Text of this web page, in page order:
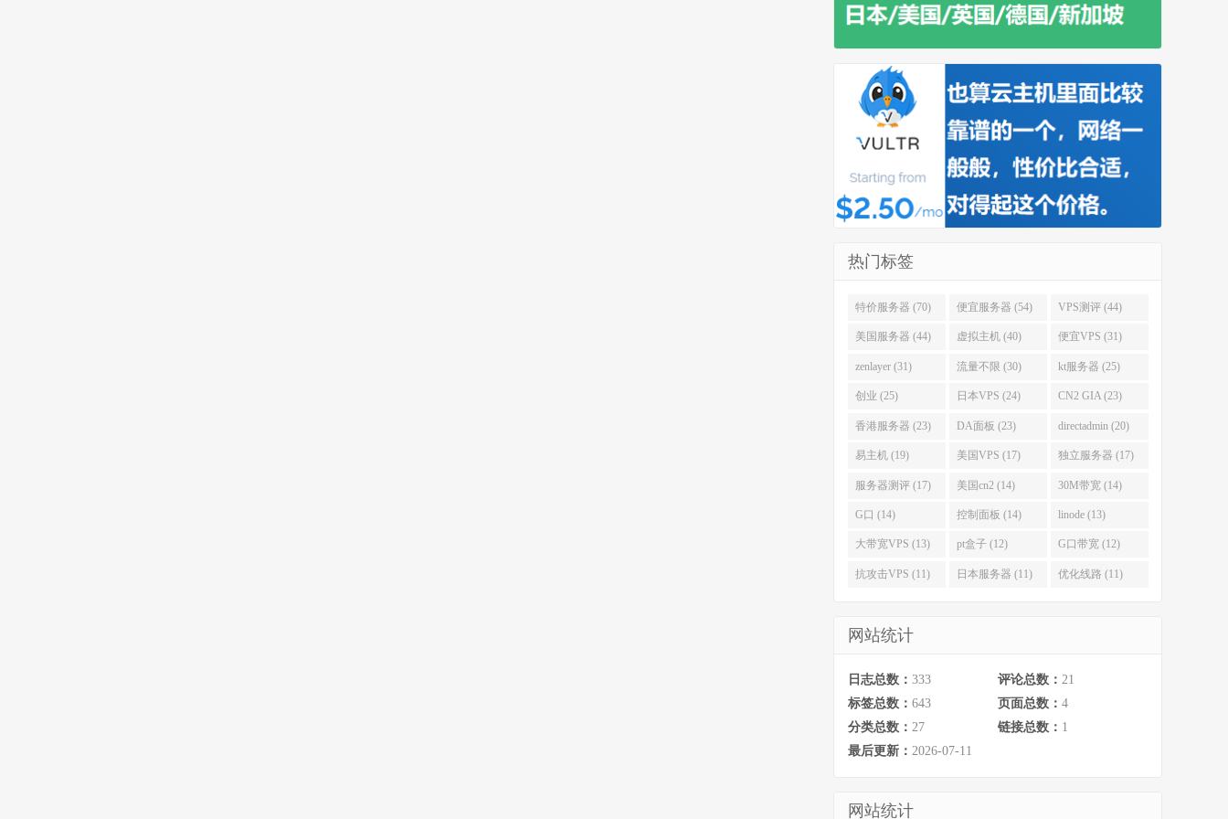
热门标签
特价服务器 (70) 便宜服务器 (54) VPS测评 (44)
美国服务器 (44) 虚拟主机 (40) 便宜VPS (31)
zenlayer (31) 流量不限 (30) kt服务器 (25)
创业 (25) 日本VPS (24) CN2 GIA (23)
香港服务器 (23) DA面板 (23) directadmin (20)
易主机 (19) 美国VPS (17) 独立服务器 (17)
服务器测评 (17) 美国cn2 (14) 30M带宽 (14)
G口 (14) 控制面板 (14) linode (13)
大带宽VPS (13) pt盒子 (12) G口带宽 (12)
抗攻击VPS (11) 日本服务器 (11) 优化线路 (11)
网站统计
日志总数： 333 评论总数： 21
标签总数： 643 页面总数： 4
分类总数： 27 链接总数： 1
最后更新： 2026-07-11
网站统计